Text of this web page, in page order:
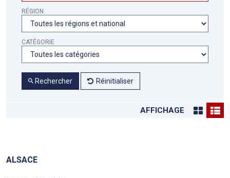
RÉGION
CATÉGORIE
Rechercher Réinitialiser
AFFICHAGE
ALSACE